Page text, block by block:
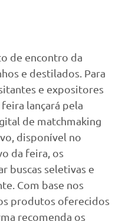
de encontro da
e destilados. Para
e expositores
lançará pela
de matchmaking
disponível no
da feira, os
buscas seletivas e
Com base nos
produtos oferecidos
recomenda os